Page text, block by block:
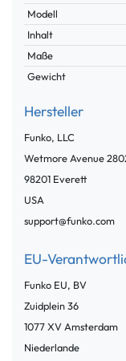
Modell
Inhalt
Maße
Gewicht
Hersteller
Funko, LLC
Wetmore Avenue
98201 Everett
USA
support@funko.com
EU-
Funko EU, BV
Zuidplein36
1077 XV Amsterdam
Niederlande